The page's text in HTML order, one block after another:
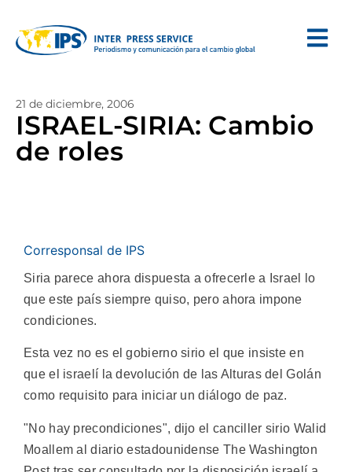
21 de diciembre, 2006
ISRAEL-SIRIA: Cambio
de roles
Corresponsal de IPS
Siria parece ahora dispuesta a ofrecerle a Israel lo
que este país siempre quiso, pero ahora impone
condiciones.
Esta vez no es el gobierno sirio el que insiste en
que el israelí la devolución de las Alturas del Golán
como requisito para iniciar un diálogo de paz.
"No hay precondiciones", dijo el canciller sirio Walid
Moallem al diario estadounidense The Washington